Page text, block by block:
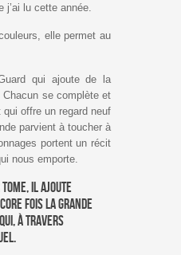
lu cette année.
elle permet au
qui ajoute de la
Chacun se complète et
offre un regard neuf
parvient à toucher à
portent un récit
nous emporte.
tome, il ajoute
fois la grande
à travers